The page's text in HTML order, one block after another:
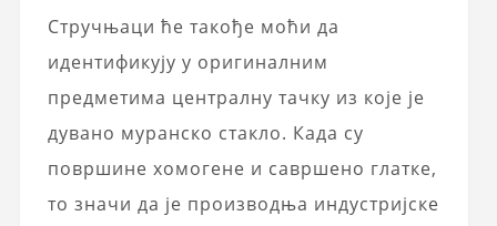
Стручњаци ће такође моћи да
идентификују у оригиналним
предметима централну тачку из које је
дувано муранско стакло. Када су
површине хомогене и савршено глатке,
то значи да је производња индустријске